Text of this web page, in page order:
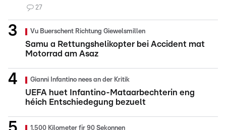
27
Vu Buerschent Richtung Giewelsmillen
Samu a Rettungshelikopter bei Accident mat
Motorrad am Asaz
Gianni Infantino nees an der Kritik
UEFA huet Infantino-Mataarbechterin eng
héich Entschiedegung bezuelt
1.500 Kilometer fir 90 Sekonnen